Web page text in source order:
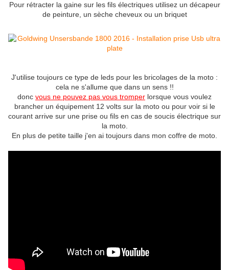
Pour rétracter la gaine sur les fils électriques utilisez un décapeur
de peinture, un sèche cheveux ou un briquet
J'utilise toujours ce type de leds pour les bricolages de la moto :
cela ne s'allume que dans un sens !!
donc vous ne pouvez pas vous tromper lorsque vous voulez
brancher un équipement 12 volts sur la moto ou pour voir si le
courant arrive sur une prise ou fils en cas de soucis électrique sur
la moto.
En plus de petite taille j'en ai toujours dans mon coffre de moto.